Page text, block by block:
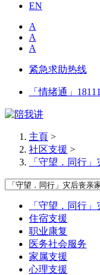
EN
A
A
A
紧急求助热线
「情绪通」
主頁 >
社区支援 >
「守望．同行
「守望．同行
住宿支援
职业康复
医务社会服务
家属支援
心理支援